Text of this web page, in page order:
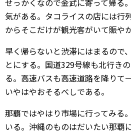
せっかくなので金武に寄って帰る
気がある。タコライスの店には行
からそこだけが観光客がいて賑やか
早く帰らないと渋滞にはまるので
とにする。国道329号線も北行き
る。高速バスも高速道路を降りて
いやはやおそるべしである。
那覇ではやはり市場に行ってみる
いる。沖縄のものはだいたい那覇